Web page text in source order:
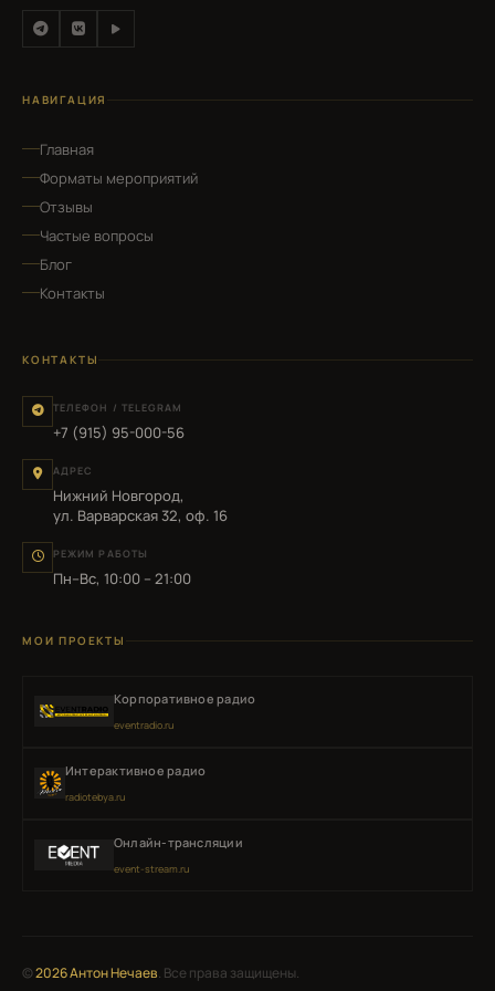
НАВИГАЦИЯ
Главная
Форматы мероприятий
Отзывы
Частые вопросы
Блог
Контакты
КОНТАКТЫ
ТЕЛЕФОН / TELEGRAM
+7 (915) 95-000-56
АДРЕС
Нижний Новгород,
ул. Варварская 32, оф. 16
РЕЖИМ РАБОТЫ
Пн–Вс, 10:00 – 21:00
МОИ ПРОЕКТЫ
Корпоративное радио
eventradio.ru
Интерактивное радио
radiotebya.ru
Онлайн-трансляции
event-stream.ru
©2026Антон Нечаев. Все права защищены.